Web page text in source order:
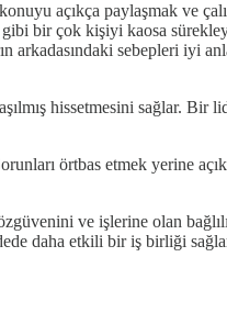
açıkça paylaşmak ve
bir çok kişiyi kaosa
arkadasındaki sebepleri iyi
hissetmesini sağlar. Bir
örtbas etmek yerine
ve işlerine olan
daha etkili bir iş birliği